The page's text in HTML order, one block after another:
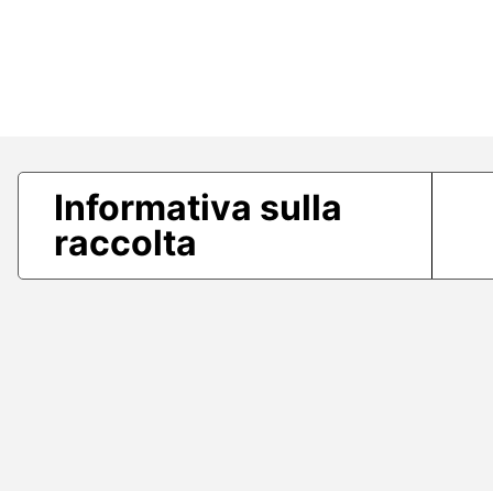
Informativa sulla
raccolta